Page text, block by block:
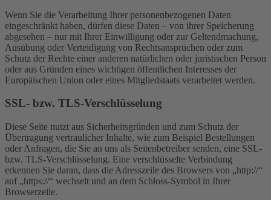
Wenn Sie die Verarbeitung Ihrer personenbezogenen Daten
eingeschränkt haben, dürfen diese Daten – von ihrer Speicherung
abgesehen – nur mit Ihrer Einwilligung oder zur Geltendmachung,
Ausübung oder Verteidigung von Rechtsansprüchen oder zum
Schutz der Rechte einer anderen natürlichen oder juristischen Person
oder aus Gründen eines wichtigen öffentlichen Interesses der
Europäischen Union oder eines Mitgliedstaats verarbeitet werden.
SSL- bzw. TLS-Verschlüsselung
Diese Seite nutzt aus Sicherheitsgründen und zum Schutz der
Übertragung vertraulicher Inhalte, wie zum Beispiel Bestellungen
oder Anfragen, die Sie an uns als Seitenbetreiber senden, eine SSL-
bzw. TLS-Verschlüsselung. Eine verschlüsselte Verbindung
erkennen Sie daran, dass die Adresszeile des Browsers von „http://“
auf „https://“ wechselt und an dem Schloss-Symbol in Ihrer
Browserzeile.